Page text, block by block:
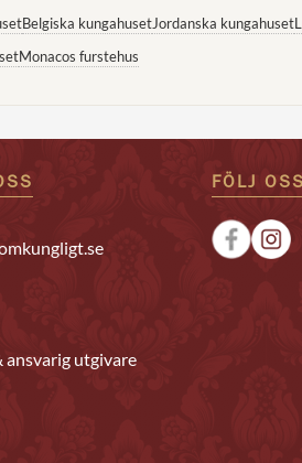
Belgiska kungahusetJordanska kungahuset
Monacos furstehus
utgivare
FÖLJ OSS